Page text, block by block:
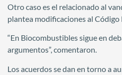
Otro caso es el relacionado al
plantea modificaciones al
“En Biocombustibles sigue en
argumentos”, comentaron.
Los acuerdos se dan en torno a